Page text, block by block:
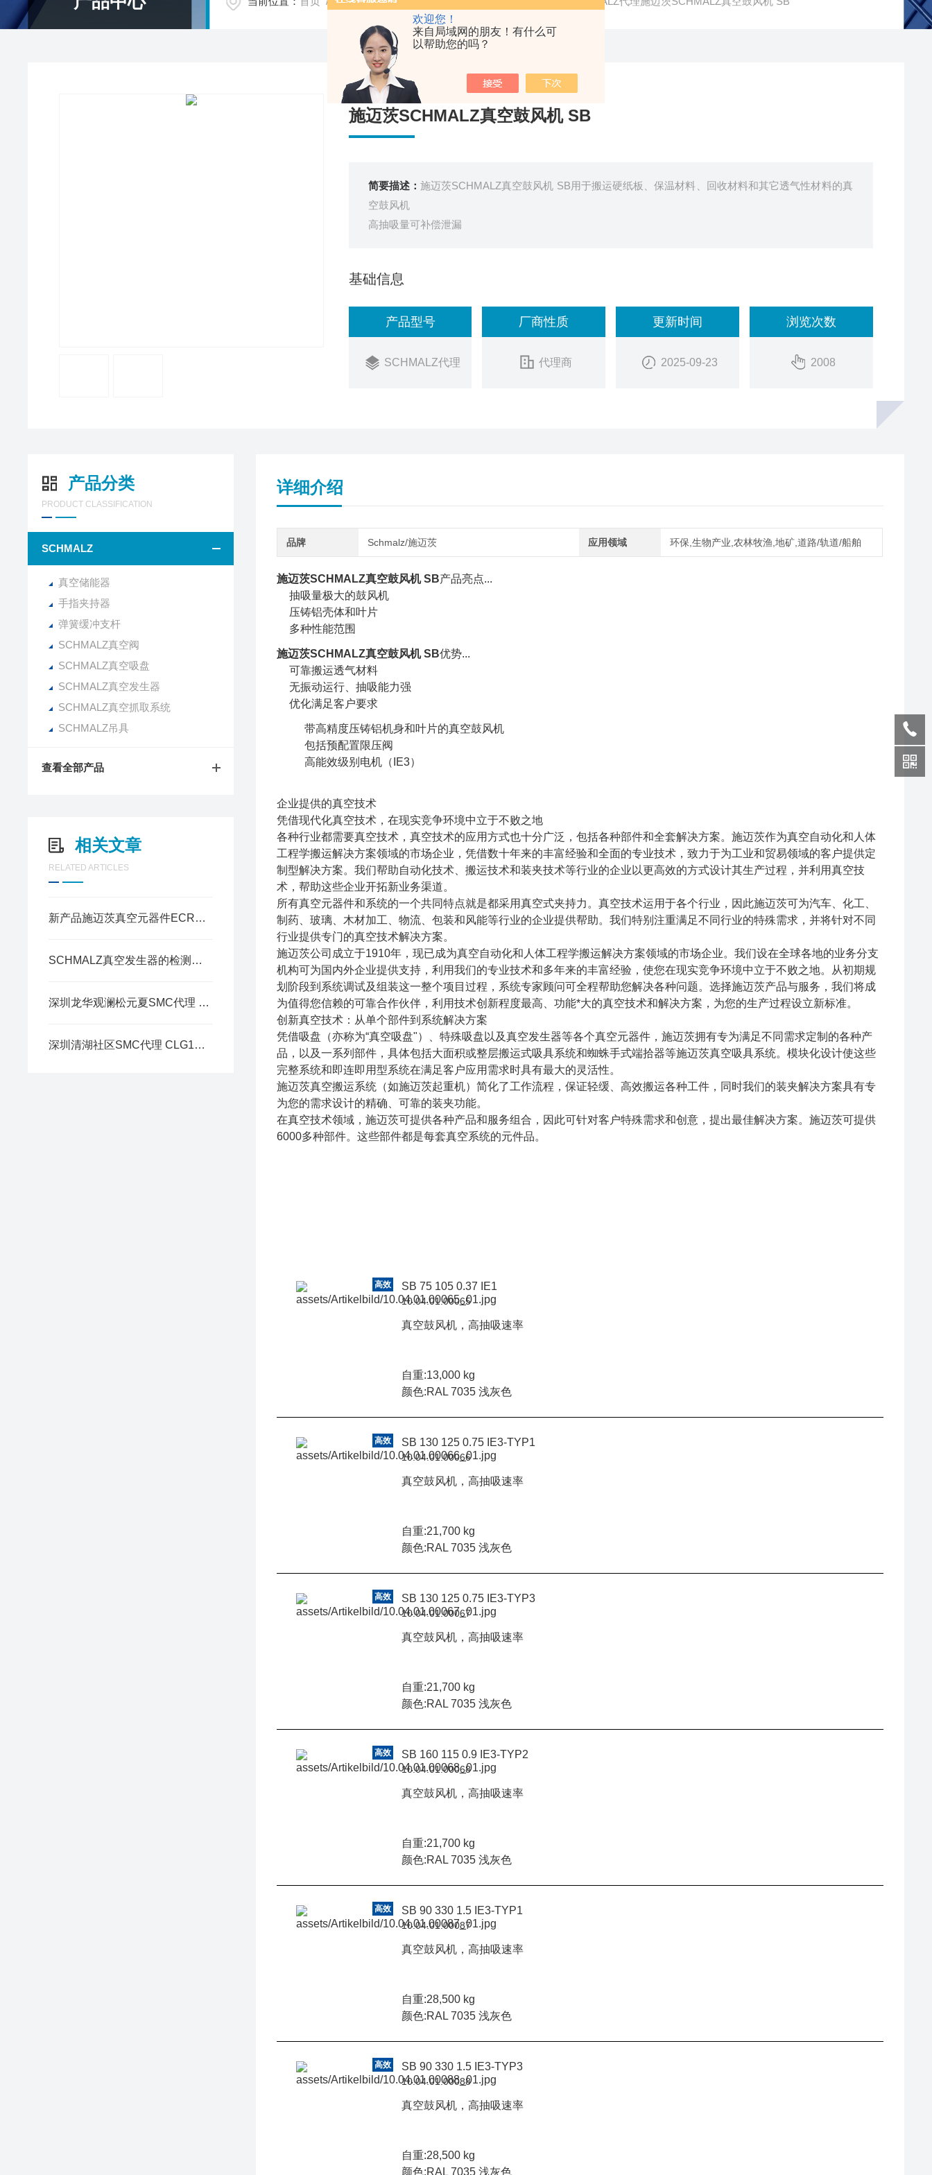
欢迎您！
来自局域网的朋友！有什么可
以帮助您的吗？
施迈茨SCHMALZ真空鼓风机 SB
简要描述： 施迈茨SCHMALZ真空鼓风机 SB用于搬运硬纸板、保温材料、回收材料和其它透气性材料的真
空鼓风机
高抽吸量可补偿泄漏
基础信息
产品型号
SCHMALZ代理
厂商性质
代理商
更新时间
2025-09-23
浏览次数
2008
产品分类
PRODUCT CLASSIFICATION
SCHMALZ
真空储能器
手指夹持器
弹簧缓冲支杆
SCHMALZ真空阀
SCHMALZ真空吸盘
SCHMALZ真空发生器
SCHMALZ真空抓取系统
SCHMALZ吊具
查看全部产品
相关文章
RELATED ARTICLES
新产品施迈茨真空元器件ECR真空发生器
SCHMALZ真空发生器的检测方法
深圳龙华观澜松元夏SMC代理 VK300 系列 3通电磁阀 直动式座阀
深圳清湖社区SMC代理 CLG1系列 精密锁紧气缸/单杆作杠用
详细介绍
品牌 Schmalz/施迈茨 应用领域 环保,生物产业,农林牧渔,地矿,道路/轨道/船舶
施迈茨SCHMALZ真空鼓风机 SB产品亮点...
抽吸量极大的鼓风机
压铸铝壳体和叶片
多种性能范围
施迈茨SCHMALZ真空鼓风机 SB优势...
可靠搬运透气材料
无振动运行、抽吸能力强
优化满足客户要求
带高精度压铸铝机身和叶片的真空鼓风机
包括预配置限压阀
高能效级别电机（IE3）
企业提供的真空技术
凭借现代化真空技术，在现实竞争环境中立于不败之地
各种行业都需要真空技术，真空技术的应用方式也十分广泛，包括各种部件和全套解决方案。施迈茨作为真空自动化和人体
工程学搬运解决方案领域的市场企业，凭借数十年来的丰富经验和全面的专业技术，致力于为工业和贸易领域的客户提供定
制型解决方案。我们帮助自动化技术、搬运技术和装夹技术等行业的企业以更高效的方式设计其生产过程，并利用真空技
术，帮助这些企业开拓新业务渠道。
所有真空元器件和系统的一个共同特点就是都采用真空式夹持力。真空技术运用于各个行业，因此施迈茨可为汽车、化工、
制药、玻璃、木材加工、物流、包装和风能等行业的企业提供帮助。我们特别注重满足不同行业的特殊需求，并将针对不同
行业提供专门的真空技术解决方案。
施迈茨公司成立于1910年，现已成为真空自动化和人体工程学搬运解决方案领域的市场企业。我们设在全球各地的业务分支
机构可为国内外企业提供支持，利用我们的专业技术和多年来的丰富经验，使您在现实竞争环境中立于不败之地。从初期规
划阶段到系统调试及组装这一整个项目过程，系统专家顾问可全程帮助您解决各种问题。选择施迈茨产品与服务，我们将成
为值得您信赖的可靠合作伙伴，利用技术创新程度最高、功能*大的真空技术和解决方案，为您的生产过程设立新标准。
创新真空技术：从单个部件到系统解决方案
凭借吸盘（亦称为“真空吸盘"）、特殊吸盘以及真空发生器等各个真空元器件，施迈茨拥有专为满足不同需求定制的各种产
品，以及一系列部件，具体包括大面积或整层搬运式吸具系统和蜘蛛手式端拾器等施迈茨真空吸具系统。模块化设计使这些
完整系统和即连即用型系统在满足客户应用需求时具有最大的灵活性。
施迈茨真空搬运系统（如施迈茨起重机）简化了工作流程，保证轻缓、高效搬运各种工件，同时我们的装夹解决方案具有专
为您的需求设计的精确、可靠的装夹功能。
在真空技术领域，施迈茨可提供各种产品和服务组合，因此可针对客户特殊需求和创意，提出最佳解决方案。施迈茨可提供
6000多种部件。这些部件都是每套真空系统的元件品。
高效 SB 75 105 0.37 IE1
10.04.01.00065
真空鼓风机，高抽吸速率
自重:13,000 kg
颜色:RAL 7035 浅灰色
高效 SB 130 125 0.75 IE3-TYP1
10.04.01.00066
真空鼓风机，高抽吸速率
自重:21,700 kg
颜色:RAL 7035 浅灰色
高效 SB 130 125 0.75 IE3-TYP3
10.04.01.00067
真空鼓风机，高抽吸速率
自重:21,700 kg
颜色:RAL 7035 浅灰色
高效 SB 160 115 0.9 IE3-TYP2
10.04.01.00068
真空鼓风机，高抽吸速率
自重:21,700 kg
颜色:RAL 7035 浅灰色
高效 SB 90 330 1.5 IE3-TYP1
10.04.01.00087
真空鼓风机，高抽吸速率
自重:28,500 kg
颜色:RAL 7035 浅灰色
高效 SB 90 330 1.5 IE3-TYP3
10.04.01.00088
真空鼓风机，高抽吸速率
自重:28,500 kg
颜色:RAL 7035 浅灰色